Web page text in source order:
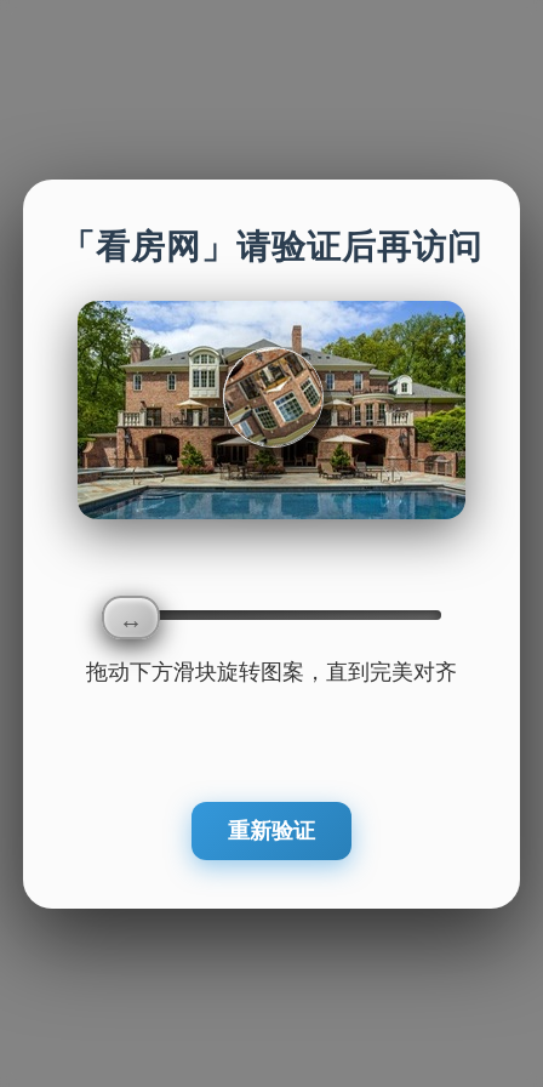
「看房网」请验证后再访问
拖动下方滑块旋转图案，直到完美对齐
重新验证